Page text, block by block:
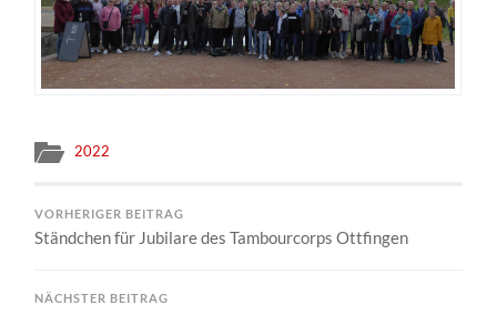
2022
VORHERIGER BEITRAG
Ständchen für Jubilare des Tambourcorps Ottfingen
NÄCHSTER BEITRAG